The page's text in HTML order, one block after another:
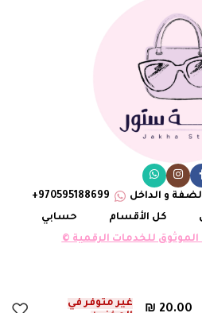
و الداخل
970595188699+
كل الأقسام
حسابي
للخدمات الرقمية ©
₪ 20.00
غير متوفر في